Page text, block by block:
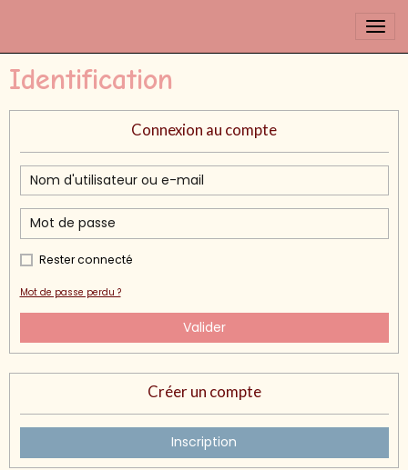
Identification
Connexion au compte
Rester connecté
Mot de passe perdu ?
Valider
Créer un compte
Inscription